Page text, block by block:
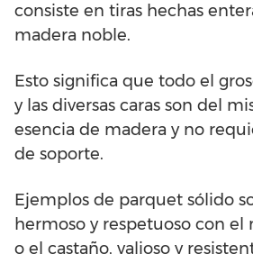
consiste en tiras hechas
madera noble.
Esto significa que todo el
y las diversas caras son del
esencia de madera y no
de soporte.
Ejemplos de parquet sólido
hermoso y respetuoso con
o el castaño, valioso y